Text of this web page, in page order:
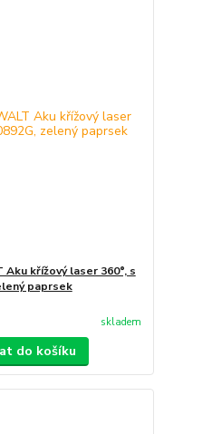
Aku křížový laser 360°, s
paprsek
skladem
do košíku